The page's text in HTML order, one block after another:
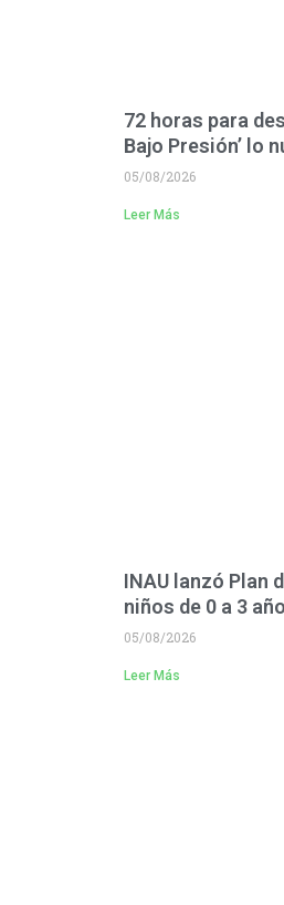
72 horas para
Bajo Presión’ lo
05/08/2026
Leer Más
INAU lanzó Plan
niños de 0 a 3
05/08/2026
Leer Más